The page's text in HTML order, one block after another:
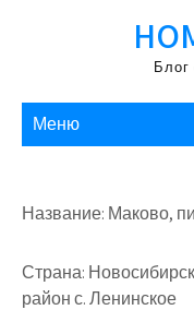
Блог
Меню
Название: Маково,
Страна:
район с. Ленинское